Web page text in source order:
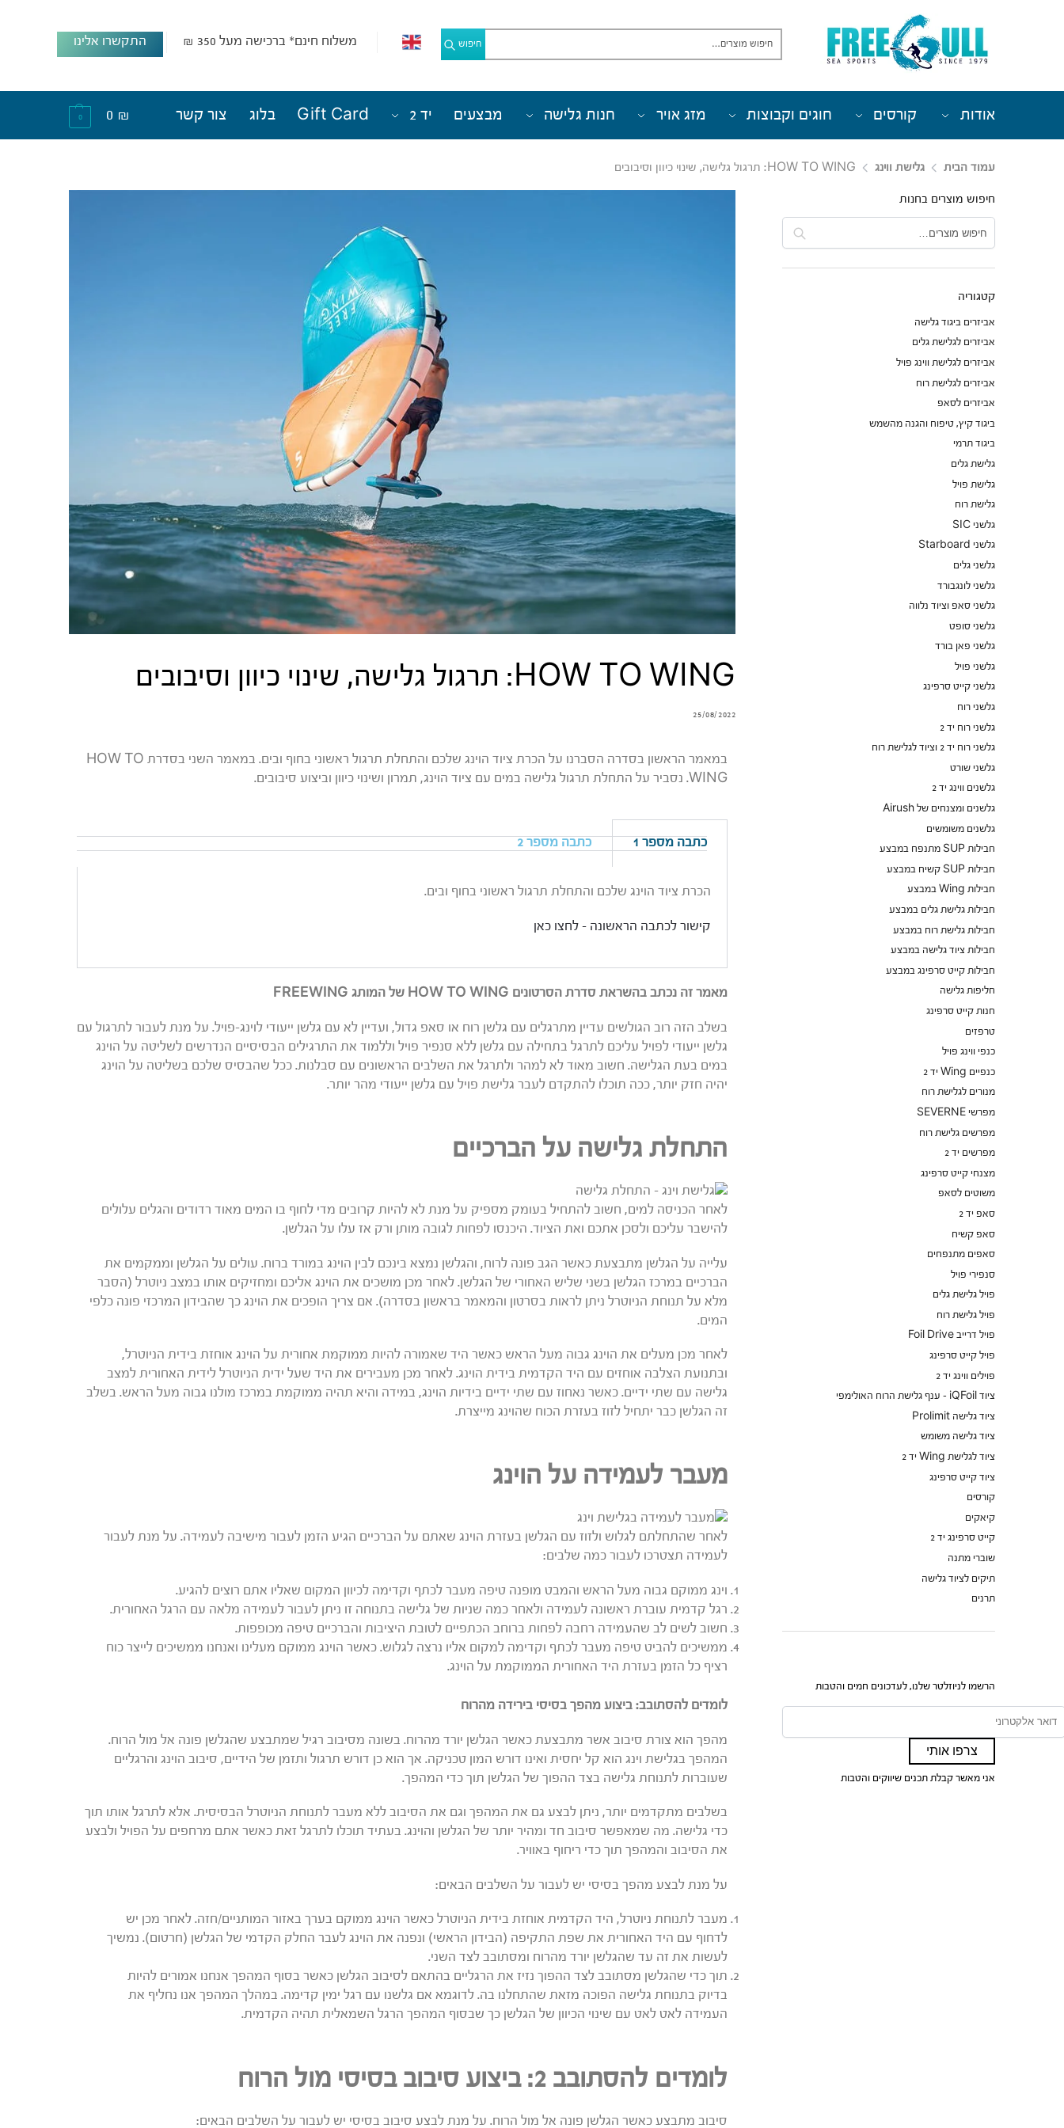
חיפוש משלוח חינם* ברכישה מעל 350 ₪ התקשרו אלינו
אודות קורסים חוגים וקבוצות מזג אויר חנות גלישה מבצעים יד 2 Gift Card בלוג צור קשר ₪
0
עמוד הבית גלישת ווינג HOW TO WING: תרגול גלישה, שינוי כיוון וסיבובים
HOW TO WING: תרגול גלישה, שינוי כיוון וסיבובים
25/08/2022
במאמר הראשון בסדרה הסברנו על הכרת ציוד הוינג שלכם והתחלת תרגול ראשוני בחוף ובים. במאמר השני בסדרת HOW TO
WING. נסביר על התחלת תרגול גלישה במים עם ציוד הוינג, תמרון ושינוי כיוון וביצוע סיבובים.
כתבה מספר 1 כתבה מספר 2
הכרת ציוד הוינג שלכם והתחלת תרגול ראשוני בחוף ובים.
קישור לכתבה הראשונה – לחצו כאן
מאמר זה נכתב בהשראת סדרת הסרטונים HOW TO WING של המותג FREEWING
בשלב הזה רוב הגולשים עדיין מתרגלים עם גלשן רוח או סאפ גדול, ועדיין לא עם גלשן ייעודי לוינג-פויל. על מנת לעבור לתרגול עם
גלשן ייעודי לפויל עליכם לתרגל בתחילה עם גלשן ללא סנפיר פויל וללמוד את התרגילים הבסיסיים הנדרשים לשליטה על הוינג
במים בעת הגלישה. חשוב מאוד לא למהר ולתרגל את השלבים הראשונים עם סבלנות. ככל שהבסיס שלכם בשליטה על הוינג
יהיה חזק יותר, ככה תוכלו להתקדם לעבר גלישת פויל עם גלשן ייעודי מהר יותר.
התחלת גלישה על הברכיים
לאחר הכניסה למים, חשוב להתחיל בעומק מספיק על מנת לא להיות קרובים מדי לחוף בו המים מאוד רדודים והגלים עלולים
להישבר עליכם ולסכן אתכם ואת הציוד. היכנסו לפחות לגובה מותן ורק אז עלו על הגלשן.
עלייה על הגלשן מתבצעת כאשר הגב פונה לרוח, והגלשן נמצא בינכם לבין הוינג במורד ברוח. עולים על הגלשן וממקמים את
הברכיים במרכז הגלשן בשני שליש האחורי של הגלשן. לאחר מכן מושכים את הוינג אליכם ומחזיקים אותו במצב ניוטרל (הסבר
מלא על תנוחת הניוטרל ניתן לראות בסרטון והמאמר בראשון בסדרה). אם צריך הופכים את הוינג כך שהבידון המרכזי פונה כלפי
המים.
לאחר מכן מעלים את הוינג גבוה מעל הראש כאשר היד שאמורה להיות ממוקמת אחורית על הוינג אוחזת בידית הניוטרל,
ובתנועת הצלבה אוחזים עם היד הקדמית בידית הוינג. לאחר מכן מעבירים את היד שעל ידית הניוטרל לידית האחורית למצב
גלישה עם שתי ידיים. כאשר נאחוז עם שתי ידיים בידיות הוינג, במידה והיא תהיה ממוקמת במרכז מולנו גבוה מעל הראש. בשלב
זה הגלשן כבר יתחיל לזוז בעזרת הכוח שהוינג מייצרת.
מעבר לעמידה על הוינג
לאחר שהתחלתם לגלוש ולזוז עם הגלשן בעזרת הוינג שאתם על הברכיים הגיע הזמן לעבור מישיבה לעמידה. על מנת לעבור
לעמידה תצטרכו לעבור כמה שלבים:
וינג ממוקם גבוה מעל הראש והמבט מופנה טיפה מעבר לכתף וקדימה לכיוון המקום שאליו אתם רוצים להגיע.
רגל קדמית עוברת ראשונה לעמידה ולאחר כמה שניות של גלישה בתנוחה זו ניתן לעבור לעמידה מלאה עם הרגל האחורית.
חשוב לשים לב שהעמידה רחבה לפחות ברוחב הכתפיים לטובת היציבות והברכיים טיפה מכופפות.
ממשיכים להביט טיפה מעבר לכתף וקדימה למקום אליו נרצה לגלוש. כאשר הוינג ממוקם מעלינו ואנחנו ממשיכים לייצר כוח
רציף כל הזמן בעזרת היד האחורית הממוקמת על הוינג.
לומדים להסתובב: ביצוע מהפך בסיסי בירידה מהרוח
מהפך הוא צורת סיבוב אשר מתבצעת כאשר הגלשן יורד מהרוח. בשונה מסיבוב רגיל שמתבצע שהגלשן פונה אל מול הרוח.
המהפך בגלישת וינג הוא קל יחסית ואינו דורש המון טכניקה. אך הוא כן דורש תרגול ותזמן של הידיים, סיבוב הוינג והרגליים
שעוברות לתנוחת גלישה בצד ההפוך של הגלשן תוך כדי המהפך.
בשלבים מתקדמים יותר, ניתן לבצע גם את המהפך וגם את הסיבוב ללא מעבר לתנוחת הניוטרל הבסיסית. אלא לתרגל אותו תוך
כדי גלישה. מה שמאפשר סיבוב חד ומהיר יותר של הגלשן והוינג. בעתיד תוכלו לתרגל זאת כאשר אתם מרחפים על הפויל ולבצע
את הסיבוב והמהפך תוך כדי ריחוף באוויר.
על מנת לבצע מהפך בסיסי יש לעבור על השלבים הבאים:
מעבר לתנוחת ניוטרל, היד הקדמית אוחזת בידית הניוטרל כאשר הוינג ממוקם בערך באזור המותניים/חזה. לאחר מכן יש
לדחוף עם היד האחורית את שפת התקיפה (הבידון הראשי) ונפנה את הוינג לעבר החלק הקדמי של הגלשן (חרטום). נמשיך
לעשות את זה עד שהגלשן יורד מהרוח ומסתובב לצד השני.
תוך כדי שהגלשן מסתובב לצד ההפוך נזיז את הרגליים בהתאם לסיבוב הגלשן כאשר בסוף המהפך אנחנו אמורים להיות
בדיוק בתנוחת גלישה הפוכה מזאת שהתחלנו בה. לדוגמא אם גלשנו עם רגל ימין קדימה. במהלך המהפך אנו נחליף את
העמידה לאט לאט עם שינוי הכיוון של הגלשן כך שבסוף המהפך הרגל השמאלית תהיה הקדמית.
לומדים להסתובב 2: ביצוע סיבוב בסיסי מול הרוח
סיבוב מתבצע כאשר הגלשן פונה אל מול הרוח. על מנת לבצע סיבוב בסיסי יש לעבור על השלבים הבאים:
חיפוש מוצרים בחנות
קטגוריה
אביזרים ביגוד גלישה
אביזרים לגלישת גלים
אביזרים לגלישת ווינג פויל
אביזרים לגלישת רוח
אביזרים לסאפ
ביגוד קיץ, טיפוח והגנה מהשמש
ביגוד תרמי
גלישת גלים
גלישת פויל
גלישת רוח
גלשני SIC
גלשני Starboard
גלשני גלים
גלשני לונגבורד
גלשני סאפ וציוד נלווה
גלשני סופט
גלשני פאן בורד
גלשני פויל
גלשני קייט סרפינג
גלשני רוח
גלשני רוח יד 2
גלשני רוח יד 2 וציוד לגלישת רוח
גלשני שורט
גלשנים ווינג יד 2
גלשנים ומצנחים של Airush
גלשנים משומשים
חבילות SUP מתנפח במבצע
חבילות SUP קשיח במבצע
חבילות Wing במבצע
חבילות גלישת גלים במבצע
חבילות גלישת רוח במבצע
חבילות ציוד גלישה במבצע
חבילות קייט סרפינג במבצע
חליפות גלישה
חנות קייט סרפינג
טרפזים
כנפי ווינג פויל
כנפיים Wing יד 2
מנורים לגלישת רוח
מפרשי SEVERNE
מפרשים גלישת רוח
מפרשים יד 2
מצנחי קייט סרפינג
משוטים לסאפ
סאפ יד 2
סאפ קשיח
סאפים מתנפחים
סנפירי פויל
פויל גלישת גלים
פויל גלישת רוח
פויל דרייב Foil Drive
פויל קייט סרפינג
פוילים ווינג יד 2
ציוד iQFoil - ענף גלישת הרוח האולימפי
ציוד גלישה Prolimit
ציוד גלישה משומש
ציוד לגלישת Wing יד 2
ציוד קייט סרפינג
קורסים
קיאקים
קייט סרפינג יד 2
שוברי מתנה
תיקים לציוד גלישה
תרנים
הרשמו לניוזלטר שלנו, לעדכונים חמים והטבות
אני מאשר קבלת תכנים שיווקים והטבות